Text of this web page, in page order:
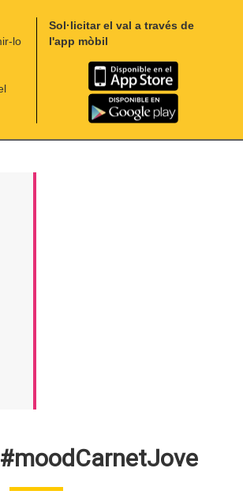
lo
Sol·licitar el val a través de
l'app mòbil
#moodCarnetJove